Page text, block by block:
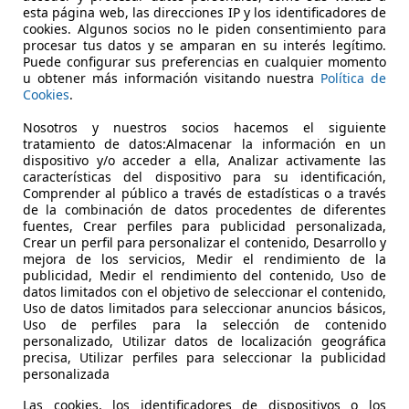
1/7
X3 30e xDrive M Sport AHK Pano DA+ PA+ HK
€ 57.990
30.494 km
Ocasión
Electro/Gasolina
83 km
X1 sDrive20i M Sport AHK DA PA Plus HUD
esta página web, las direcciones IP y los identificadores de
cookies. Algunos socios no le piden consentimiento para
procesar tus datos y se amparan en su interés legítimo.
Puede configurar sus preferencias en cualquier momento
u obtener más información visitando nuestra Política de
Cookies.
Nosotros y nuestros socios hacemos el siguiente
tratamiento de datos:Almacenar la información en un
dispositivo y/o acceder a ella, Analizar activamente las
características del dispositivo para su identificación,
Comprender al público a través de estadísticas o a través
de la combinación de datos procedentes de diferentes
fuentes, Crear perfiles para publicidad personalizada,
Crear un perfil para personalizar el contenido, Desarrollo y
mejora de los servicios, Medir el rendimiento de la
publicidad, Medir el rendimiento del contenido, Uso de
datos limitados con el objetivo de seleccionar el contenido,
Uso de datos limitados para seleccionar anuncios básicos,
Uso de perfiles para la selección de contenido
personalizado, Utilizar datos de localización geográfica
precisa, Utilizar perfiles para seleccionar la publicidad
personalizada
Las cookies, los identificadores de dispositivos o los